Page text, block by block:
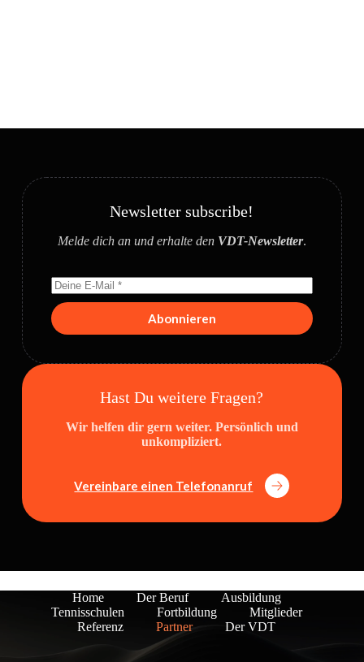
Newsletter subscribe!
Melde dich an und erhalte den VDT-Newsletter.
Abonnieren
Hast Du weitere Fragen?
Wir helfen dir gern weiter. Persönlich und
unkompliziert.
Vereinbare einen Telefonanruf
Home Der Beruf
Ausbildung
Tennisschulen
Fortbildung
Mitglieder
Referenz
Partner Der VDT